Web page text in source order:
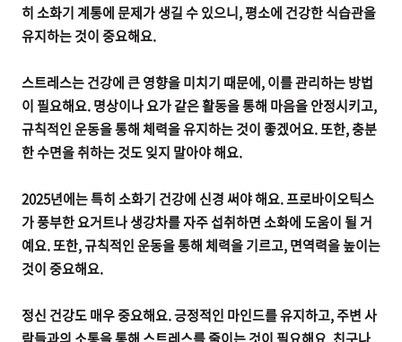
히 소화기 계통에 문제가 생길 수 있으니, 평소에 건강한 식습관을
유지하는 것이 중요해요.
스트레스는 건강에 큰 영향을 미치기 때문에, 이를 관리하는 방법
이 필요해요. 명상이나 요가 같은 활동을 통해 마음을 안정시키고,
규칙적인 운동을 통해 체력을 유지하는 것이 좋겠어요. 또한, 충분
한 수면을 취하는 것도 잊지 말아야 해요.
2025년에는 특히 소화기 건강에 신경 써야 해요. 프로바이오틱스
가 풍부한 요거트나 생강차를 자주 섭취하면 소화에 도움이 될 거
예요. 또한, 규칙적인 운동을 통해 체력을 기르고, 면역력을 높이는
것이 중요해요.
정신 건강도 매우 중요해요. 긍정적인 마인드를 유지하고, 주변 사